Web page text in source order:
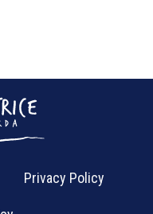
Privacy Policy